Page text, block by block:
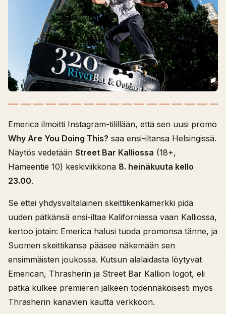
Emerica ilmoitti Instagram-tilillään, että sen uusi promo
Why Are You Doing This? saa ensi-iltansa Helsingissä.
Näytös vedetään Street Bar Kalliossa (18+,
Hämeentie 10) keskiviikkona 8. heinäkuuta kello
23.00.
Se ettei yhdysvaltalainen skeittikenkämerkki pidä
uuden pätkänsä ensi-iltaa Kaliforniassa vaan Kalliossa,
kertoo jotain: Emerica halusi tuoda promonsa tänne, ja
Suomen skeittikansa pääsee näkemään sen
ensimmäisten joukossa. Kutsun alalaidasta löytyvät
Emerican, Thrasherin ja Street Bar Kallion logot, eli
pätkä kulkee premieren jälkeen todennäköisesti myös
Thrasherin kanavien kautta verkkoon.